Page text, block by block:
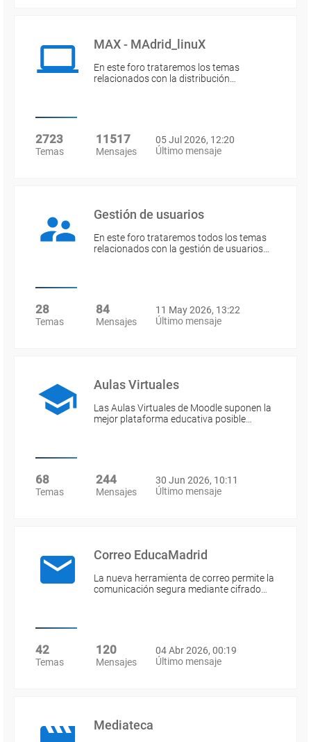
MAX - MAdrid_linuX
En este foro trataremos los temas
relacionados con la distribución…
2723
Temas
11517
Mensajes
05 Jul 2026, 12:20
Último mensaje
Gestión de usuarios
En este foro trataremos todos los temas
relacionados con la gestión de usuarios…
28
Temas
84
Mensajes
11 May 2026, 13:22
Último mensaje
Aulas Virtuales
Las Aulas Virtuales de Moodle suponen la
mejor plataforma educativa posible…
68
Temas
244
Mensajes
30 Jun 2026, 10:11
Último mensaje
Correo EducaMadrid
La nueva herramienta de correo permite la
comunicación segura mediante cifrado…
42
Temas
120
Mensajes
04 Abr 2026, 00:19
Último mensaje
Mediateca